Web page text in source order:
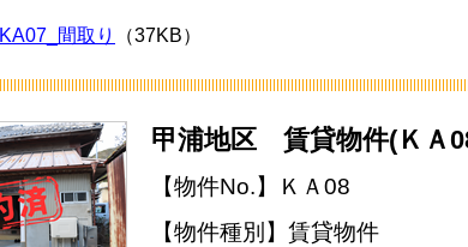
KA07_間取り （37KB）
甲浦地区 賃貸物件(ＫＡ
【物件No.】ＫＡ08
【物件種別】賃貸物件